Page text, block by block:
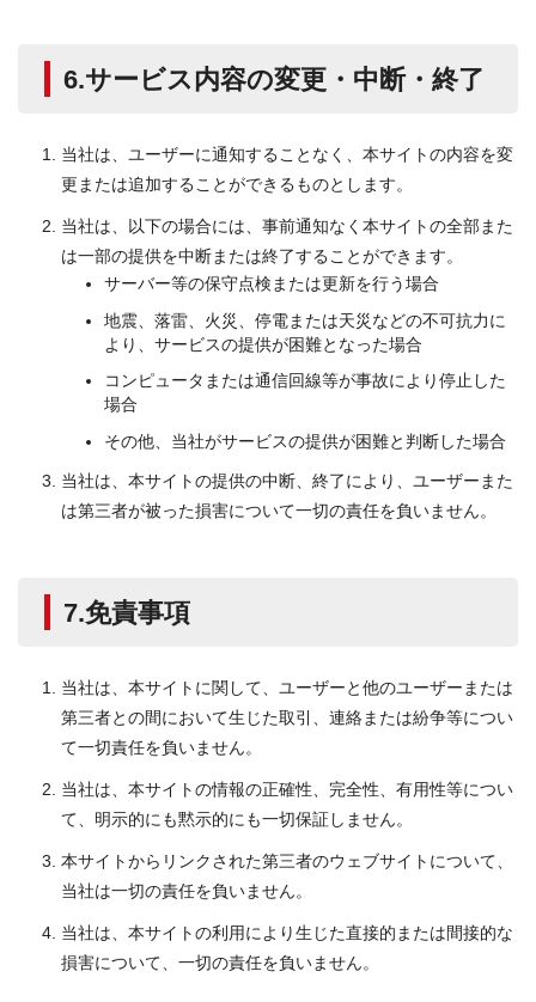
6.サービス内容の変更・中断・終了
当社は、ユーザーに通知することなく、本サイトの内容を変
更または追加することができるものとします。
当社は、以下の場合には、事前通知なく本サイトの全部また
は一部の提供を中断または終了することができます。
サーバー等の保守点検または更新を行う場合
地震、落雷、火災、停電または天災などの不可抗力に
より、サービスの提供が困難となった場合
コンピュータまたは通信回線等が事故により停止した
場合
その他、当社がサービスの提供が困難と判断した場合
当社は、本サイトの提供の中断、終了により、ユーザーまた
は第三者が被った損害について一切の責任を負いません。
7.免責事項
当社は、本サイトに関して、ユーザーと他のユーザーまたは
第三者との間において生じた取引、連絡または紛争等につい
て一切責任を負いません。
当社は、本サイトの情報の正確性、完全性、有用性等につい
て、明示的にも黙示的にも一切保証しません。
本サイトからリンクされた第三者のウェブサイトについて、
当社は一切の責任を負いません。
当社は、本サイトの利用により生じた直接的または間接的な
損害について、一切の責任を負いません。